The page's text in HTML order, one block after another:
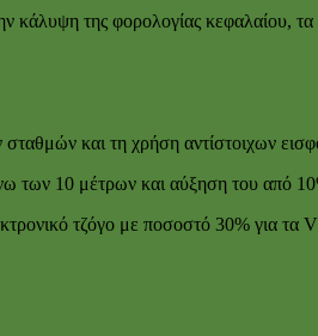
της φορολογίας κεφαλαίου,
σταθμών και τη χρήση αντίστοιχων
των 10 μέτρων και αύξηση του από
τζόγο με ποσοστό 30% για τα